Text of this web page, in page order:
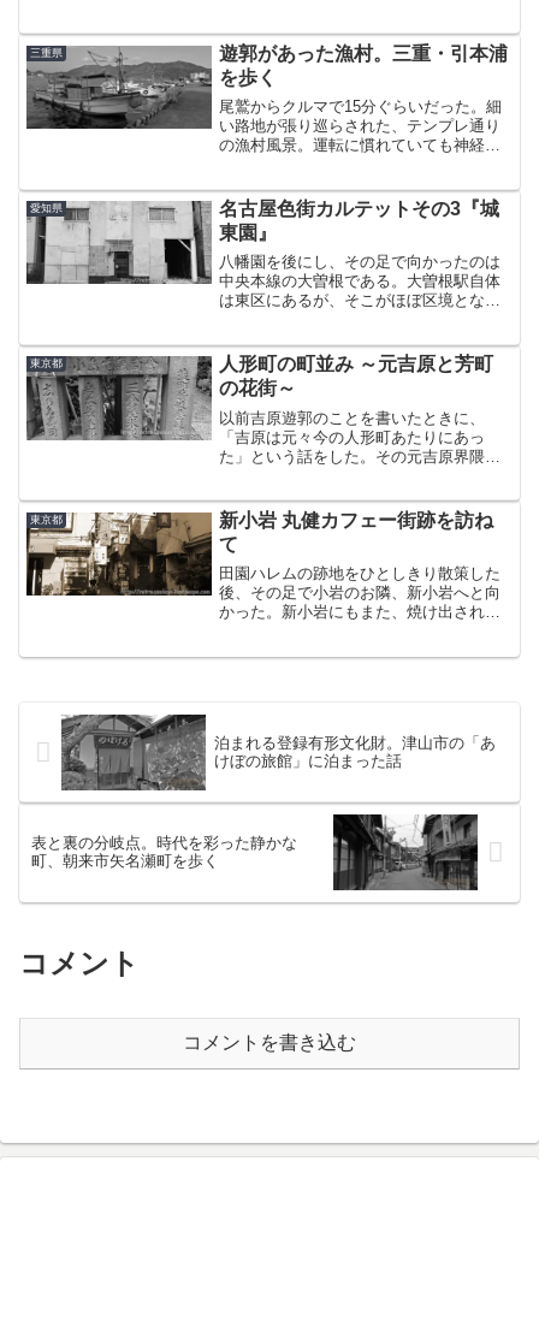
いる人のほうが多い気がする。全国の生
産量のほぼすべてを占める...
三重県
遊郭があった漁村。三重・引本浦
を歩く
尾鷲からクルマで15分ぐらいだった。細
い路地が張り巡らされた、テンプレ通り
の漁村風景。運転に慣れていても神経を
くほうがいい。岸壁にクルマを停めた。
そろそろ日が傾こうかと...
愛知県
名古屋色街カルテットその3『城
東園』
八幡園を後にし、その足で向かったのは
中央本線の大曽根である。大曽根駅自体
は東区にあるが、そこがほぼ区境とな
に属し、『全国女性街ガイド』によると
以下のように書かれている。...
東京都
人形町の町並み ～元吉原と芳町
の花街～
以前吉原遊郭のことを書いたときに、
「吉原は元々今の人形町あたりにあっ
た」という話をした。その元吉原界隈を
と思う。まずは場所から。元吉原は、地
図上この辺りになる。人形町駅...
東京都
新小岩 丸健カフェー街跡を訪ね
て
田園ハレムの跡地をひとしきり散策した
後、その足で小岩のお隣、新小岩へと向
かった。新小岩にもまた、焼け出された
泊まれる登録有形文化財。津山市の「あ
けぼの旅館」に泊まった話
表と裏の分岐点。時代を彩った静かな
町、朝来市矢名瀬町を歩く
コメント
コメントを書き込む